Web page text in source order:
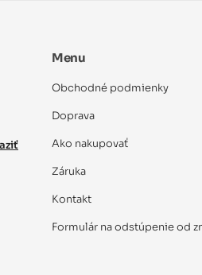
Menu
Obchodné podmienky
Doprava
Ako nakupovať
Záruka
Kontakt
Formulár na odstúpenie od